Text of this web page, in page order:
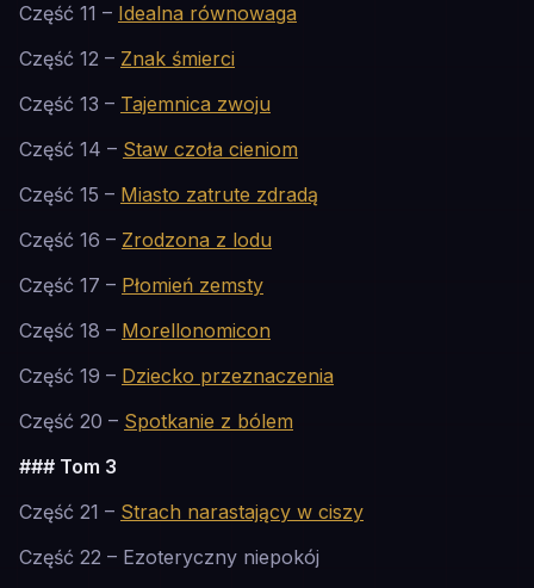
Część 11 – Idealna równowaga
Część 12 – Znak śmierci
Część 13 – Tajemnica zwoju
Część 14 – Staw czoła cieniom
Część 15 – Miasto zatrute zdradą
Część 16 – Zrodzona z lodu
Część 17 – Płomień zemsty
Część 18 – Morellonomicon
Część 19 – Dziecko przeznaczenia
Część 20 – Spotkanie z bólem
### Tom 3
Część 21 – Strach narastający w ciszy
Część 22 – Ezoteryczny niepokój